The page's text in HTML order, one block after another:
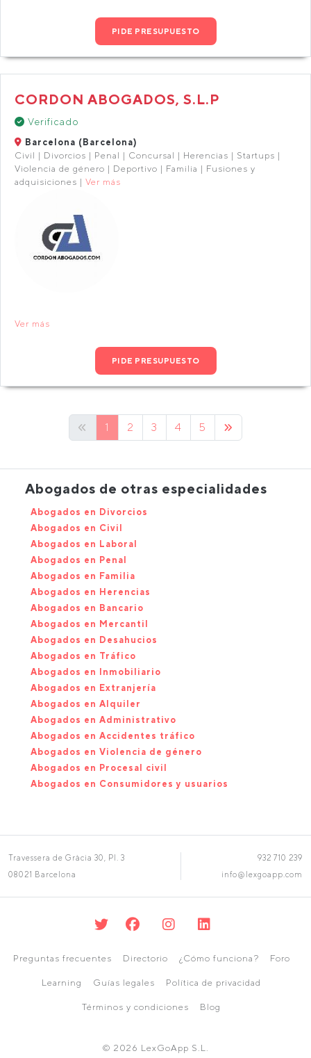
PIDE PRESUPUESTO
CORDON ABOGADOS, S.L.P
Verificado
Barcelona (Barcelona)
Civil | Divorcios | Penal | Concursal | Herencias | Startups |
Violencia de género | Deportivo | Familia | Fusiones y
adquisiciones | Ver más
Ver más
PIDE PRESUPUESTO
1 2 3 4 5
Abogados de otras especialidades
Abogados en Divorcios
Abogados en Civil
Abogados en Laboral
Abogados en Penal
Abogados en Familia
Abogados en Herencias
Abogados en Bancario
Abogados en Mercantil
Abogados en Desahucios
Abogados en Tráfico
Abogados en Inmobiliario
Abogados en Extranjería
Abogados en Alquiler
Abogados en Administrativo
Abogados en Accidentes tráfico
Abogados en Violencia de género
Abogados en Procesal civil
Abogados en Consumidores y usuarios
Travessera de Gràcia 30, Pl. 3
08021 Barcelona
932 710 239
info@lexgoapp.com
Preguntas frecuentes Directorio ¿Cómo funciona? Foro
Learning Guías legales Política de privacidad
Términos y condiciones Blog
© 2026 LexGoApp S.L.